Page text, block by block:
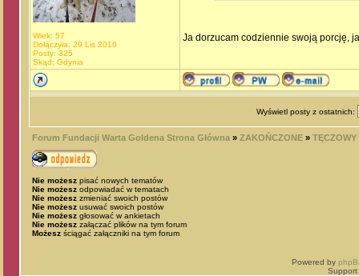
Wiek: 57
Dołączyła: 29 Lis 2010
Posty: 325
Skąd: Gdynia
Ja dorzucam codziennie swoją porcję,
Wyświetl posty z ostatnich:
Forum Fundacji Warta Goldena Strona Główna » ZAKOŃCZONE » TĘCZOWY
Nie możesz pisać nowych tematów
Nie możesz odpowiadać w tematach
Nie możesz zmieniać swoich postów
Nie możesz usuwać swoich postów
Nie możesz głosować w ankietach
Nie możesz załączać plików na tym forum
Możesz ściągać załączniki na tym forum
Powered by